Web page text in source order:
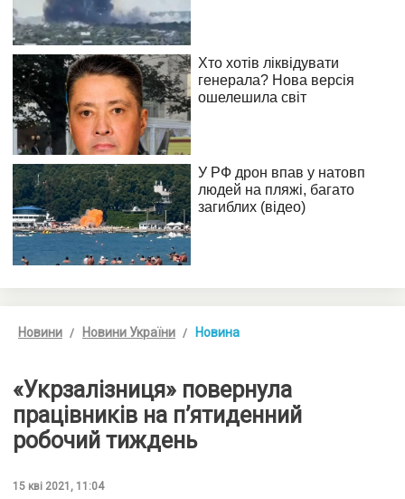
Новини Новини України Новина
«Укрзалізниця» повернула
працівників на п’ятиденний
робочий тиждень
15 кві 2021, 11:04